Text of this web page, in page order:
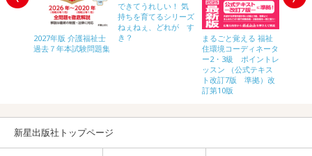
！ 気
2027年版 介護福祉士
過去７年本試験問題集
できてうれしい！ 気
持ちを育てるシリーズ
ねぇねぇ、どれが す
き？
まるごと覚える 福祉
住環境コーディネータ
ー2・3級 ポイントレ
ッスン （公式テキス
ト改訂7版 準拠）改
訂第10版
新星出版社トップページ